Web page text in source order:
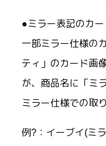
●ミラー表記のカー
一部ミラー仕様の
ティ」のカード画
が、商品名に「ミ
ミラー仕様での取
例?：イーブイ(ミ